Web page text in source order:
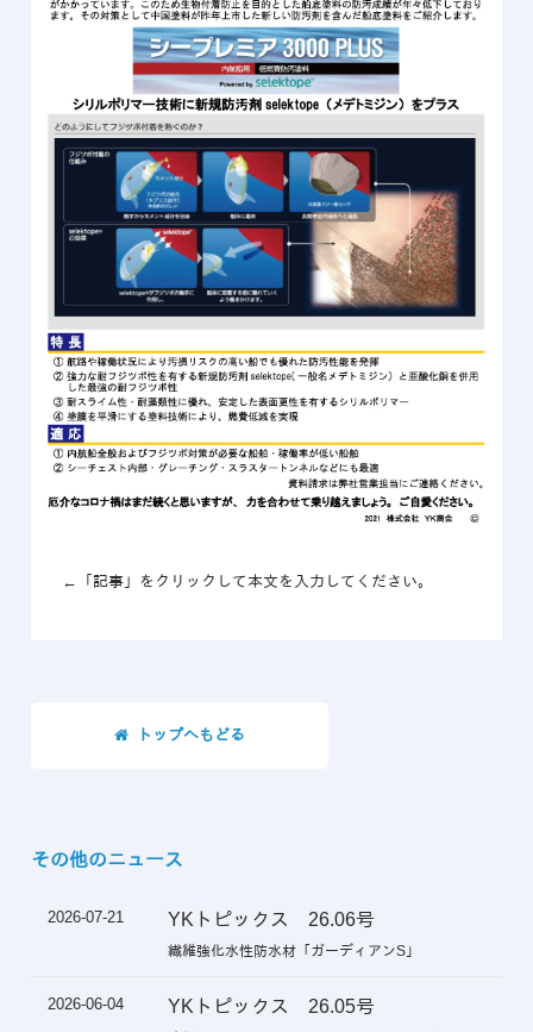
←「記事」をクリックして本文を入力してください。
トップへもどる
その他のニュース
2026-07-21 YKトピックス 26.06号
繊維強化水性防水材「ガーディアンS」
2026-06-04 YKトピックス 26.05号